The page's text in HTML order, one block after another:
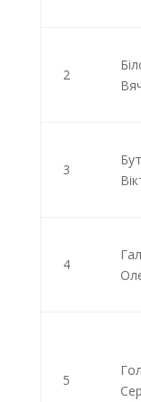
2
3
4
5